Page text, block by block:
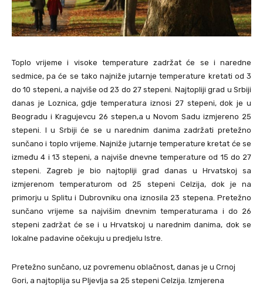
Toplo vrijeme i visoke temperature zadržat će se i naredne
sedmice, pa će se tako najniže jutarnje temperature kretati od 3
do 10 stepeni, a najviše od 23 do 27 stepeni. Najtopliji grad u Srbiji
danas je Loznica, gdje temperatura iznosi 27 stepeni, dok je u
Beogradu i Kragujevcu 26 stepen,a u Novom Sadu izmjereno 25
stepeni. I u Srbiji će se u narednim danima zadržati pretežno
sunčano i toplo vrijeme. Najniže jutarnje temperature kretat će se
između 4 i 13 stepeni, a najviše dnevne temperature od 15 do 27
stepeni. Zagreb je bio najtopliji grad danas u Hrvatskoj sa
izmjerenom temperaturom od 25 stepeni Celzija, dok je na
primorju u Splitu i Dubrovniku ona iznosila 23 stepena. Pretežno
sunčano vrijeme sa najvišim dnevnim temperaturama i do 26
stepeni zadržat će se i u Hrvatskoj u narednim danima, dok se
lokalne padavine očekuju u predjelu Istre.
Pretežno sunčano, uz povremenu oblačnost, danas je u Crnoj
Gori, a najtoplija su Pljevlja sa 25 stepeni Celzija. Izmjerena